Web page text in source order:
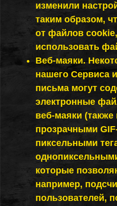
изменили
таким образом,
от файлов
использовать
Веб-маяки.
нашего Сервиса
письма могут
электронные
веб-маяки
прозрачными
пиксельными
которые
например,
пользователей,